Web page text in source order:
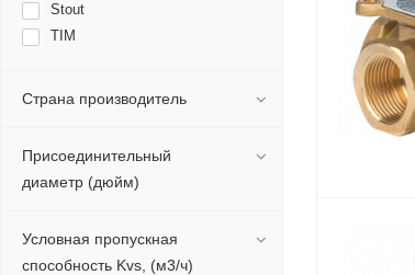
Stout
TIM
Страна производитель
Присоединительный
диаметр (дюйм)
Условная пропускная
способность Kvs, (м3/ч)